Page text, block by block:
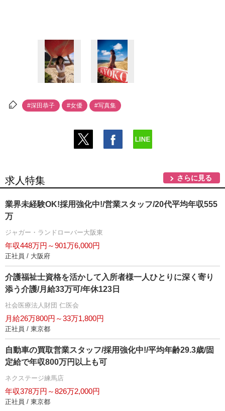
#深田恭子 #女優 #写真集
求人特集 さらに見る
業界未経験OK!採用強化中!/営業スタッフ/20代平均年収555
万
ジャガー・ランドローバー大阪東
年収448万円～901万6,000円
正社員 / 大阪府
介護福祉士資格を活かして入所者様一人ひとりに深く寄り
添う介護/月給33万可/年休123日
社会医療法人財団 仁医会
月給26万800円～33万1,800円
正社員 / 東京都
自動車の買取営業スタッフ/採用強化中!/平均年齢29.3歳/固
定給で年収800万円以上も可
ネクステージ練馬店
年収378万円～826万2,000円
正社員 / 東京都